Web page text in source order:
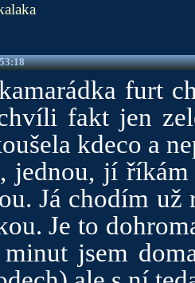
furt
fakt jen
kdeco a
jednou, jí
Já chodím
Je to
jsem